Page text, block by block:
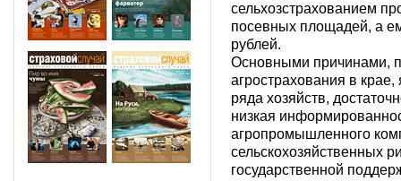
сельхозстрахованием
посевных площадей, а
рублей.
Основными причинами,
агрострахования в
ряда хозяйств,
низкая
агропромышленного
сельскохозяйственных
государственной